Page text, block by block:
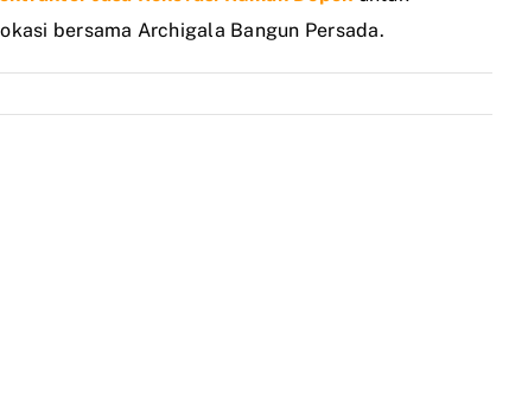
bersama Archigala Bangun Persada.